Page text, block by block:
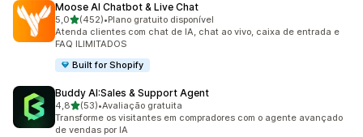
Moose AI Chatbot & Live Chat
5,0de 5 estrelas
(452)
452 avaliações ao todo
•Plano gratuito disponível
Atenda clientes com chat de IA, chat ao vivo, caixa de entrada e
FAQ ILIMITADOS
Built for Shopify
Buddy AI:Sales & Support Agent
4,8de 5 estrelas
(53)
53 avaliações ao todo
•Avaliação gratuita
Transforme os visitantes em compradores com o agente avançado
de vendas por IA